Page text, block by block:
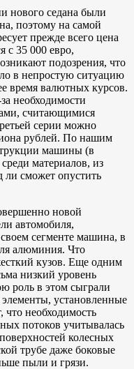
нового седана были
поэтому на самой
прежде всего цена
35 000 евро,
подозрения, что
в непростую ситуацию
время валютных курсов.
необходимости
считающимися
серии можно
рублей. По нашим
машины (в
материалов, из
ли сможет опустить
новой
автомобиля,
сегменте машина, в
алюминия. Что
кузов. Еще одним
низкий уровень
роль в этом сыграли
установленные
необходимость
потоков учитывалась
колесных
трубе даже боковые
пыли и грязи.